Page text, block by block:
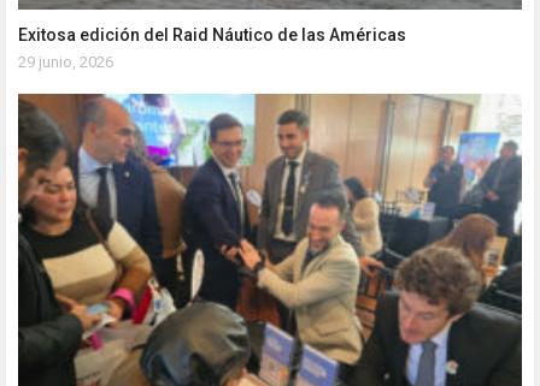
Exitosa edición del Raid Náutico de las Américas
29 junio, 2026